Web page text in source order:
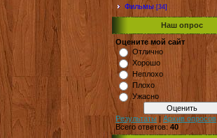
Фильмы [34]
Наш опрос
Оцените мой сайт
Отлично
Хорошо
Неплохо
Плохо
Ужасно
Результаты | Архив опросов
Всего ответов: 40